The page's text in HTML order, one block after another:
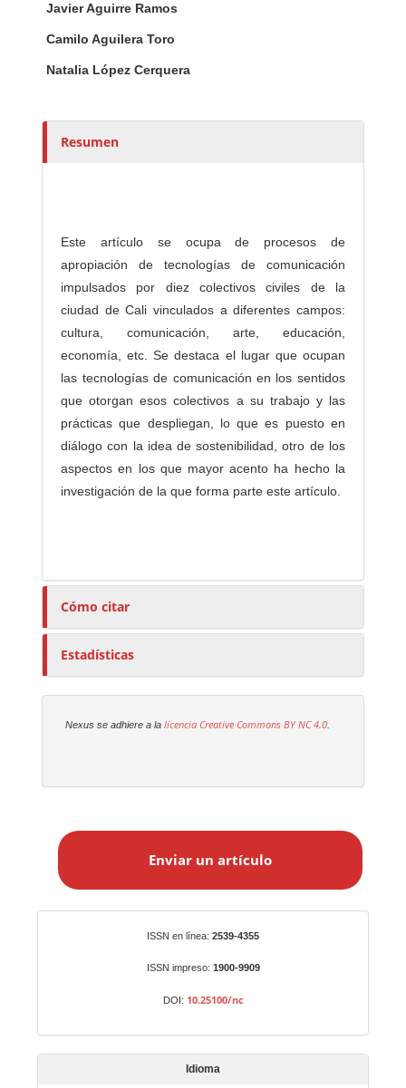
u
t
o
r
s
a
Javier Aguirre Ramos
Camilo Aguilera Toro
Natalia López Cerquera
Resumen
Este artículo se ocupa de procesos de
apropiación de tecnologías de comunicación
impulsados por diez colectivos civiles de la
ciudad de Cali vinculados a diferentes campos:
cultura, comunicación, arte, educación,
economía, etc. Se destaca el lugar que ocupan
las tecnologías de comunicación en los sentidos
que otorgan esos colectivos a su trabajo y las
prácticas que despliegan, lo que es puesto en
diálogo con la idea de sostenibilidad, otro de los
aspectos en los que mayor acento ha hecho la
investigación de la que forma parte este artículo.
Cómo citar
Estadísticas
Nexus se adhiere a lalicencia Creative CommonsBY NC 4.0
a
t
í
Enviar un artículo
ISSN en línea: 2539-4355
ISSN impreso: 1900-9909
DOI: 10.25100/nc
Idioma